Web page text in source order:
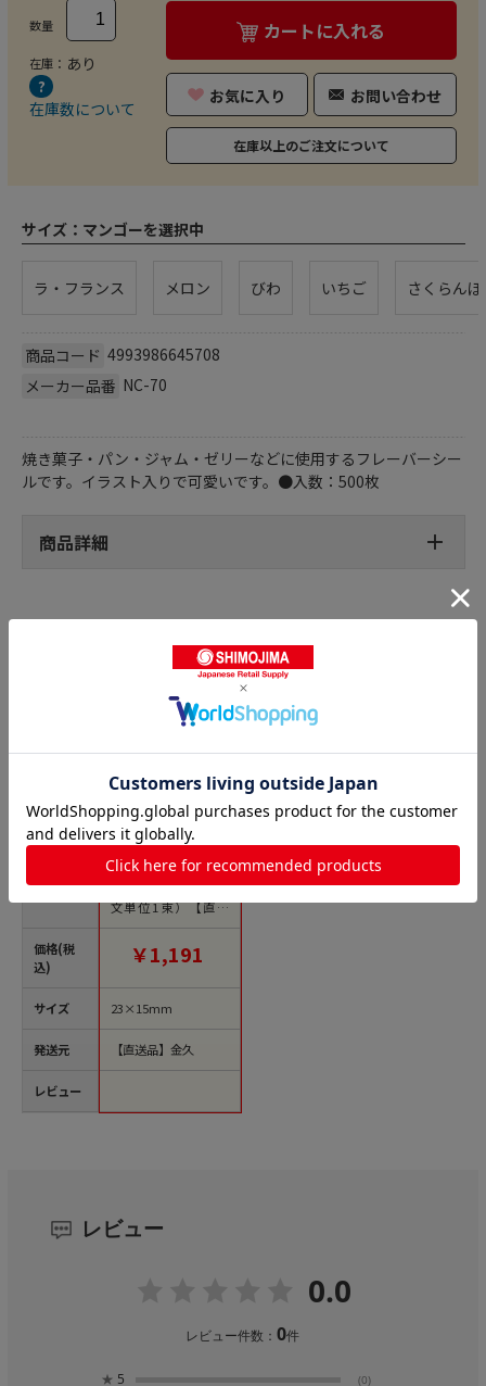
数量
在庫： あり
在庫数について
カートに入れる
お気に入り お問い合わせ
在庫以上のご注文について
サイズ： マンゴーを選択中
ラ・フランス メロン びわ いちご さくらんぼ
商品コード 4993986645708
メーカー品番 NC-70
焼き菓子・パン・ジャム・ゼリーなどに使用するフレーバーシー
ルです。イラスト入りで可愛いです。●入数：500枚
商品詳細
パンシール・菓子シールの人気商品との比較
価格(税
込)
サイズ
発送元
レビュー
金久 POPシール マン
ゴー NC-70 1束（ご注
文単位1束）【直送
品】
￥1,191
23×15mm
【直送品】金久
レビュー
0.0
レビュー件数：0件
★ 5 (0)